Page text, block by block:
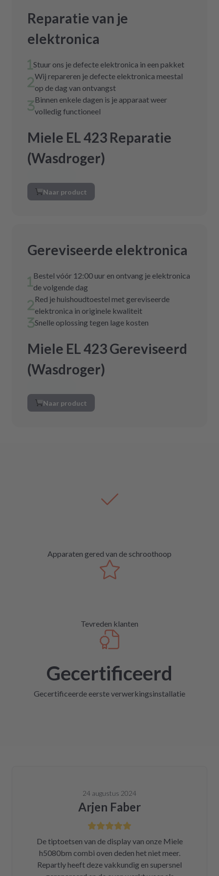
Reparatie van je
elektronica
Stuur ons je defecte elektronica in een pakket
Wij repareren je defecte elektronica meestal
op de dag van ontvangst
Binnen enkele dagen is je apparaat weer
volledig functioneel
Miele EL 423 Reparatie
(Wasdroger)
Naar product
Gereviseerde elektronica
Bestel vóór 12:00 uur en ontvang je elektronica
de volgende dag
Red je huishoudtoestel met gereviseerde
elektronica in originele kwaliteit
Snelle oplossing tegen lage kosten
Miele EL 423 Gereviseerd
(Wasdroger)
Naar product
Apparaten gered van de schroothoop
Tevreden klanten
Gecertificeerd
Gecertificeerde eerste verwerkingsinstallatie
24 augustus 2024
Arjen Faber
De tiptoetsen van de display van onze Miele
h5080bm combi oven deden het niet meer.
Repartly heeft deze vakkundig en supersnel